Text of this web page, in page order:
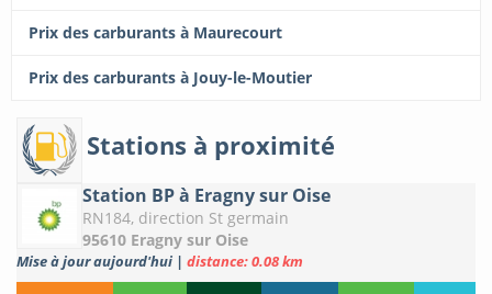
Prix des carburants à Maurecourt
Prix des carburants à Jouy-le-Moutier
Stations à proximité
Station BP à Eragny sur Oise
RN184, direction St germain
95610 Eragny sur Oise
Mise à jour aujourd'hui | distance: 0.08 km